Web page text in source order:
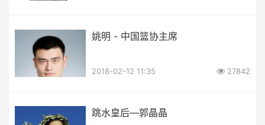
姚明 - 中国篮协主席
2018-02-12 11:35 27842
跳水皇后—郭晶晶